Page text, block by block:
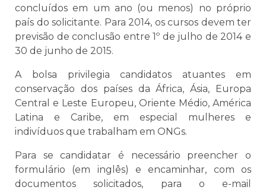
concluídos em um ano (ou menos) no próprio
país do solicitante. Para 2014, os cursos devem ter
previsão de conclusão entre 1º de julho de 2014 e
30 de junho de 2015.
A bolsa privilegia candidatos atuantes em
conservação dos países da África, Ásia, Europa
Central e Leste Europeu, Oriente Médio, América
Latina e Caribe, em especial mulheres e
indivíduos que trabalham em ONGs.
Para se candidatar é necessário preencher o
formulário (em inglês) e encaminhar, com os
documentos solicitados, para o e-mail